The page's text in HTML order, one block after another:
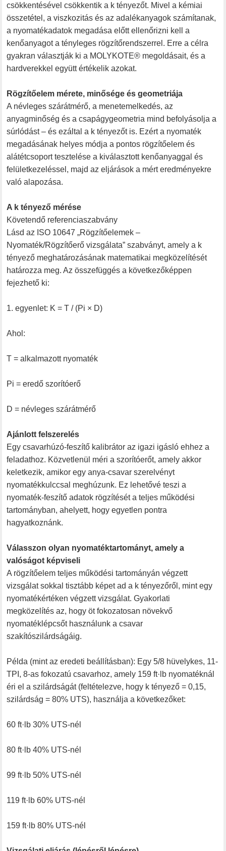
csökkentésével csökkentik a k tényezőt. Mivel a kémiai
összetétel, a viszkozitás és az adalékanyagok számítanak,
a nyomatékadatok megadása előtt ellenőrizni kell a
kenőanyagot a tényleges rögzítőrendszerrel. Erre a célra
gyakran választják ki a MOLYKOTE® megoldásait, és a
hardverekkel együtt értékelik azokat.
Rögzítőelem mérete, minősége és geometriája
A névleges szárátmérő, a menetemelkedés, az
anyagminőség és a csapágygeometria mind befolyásolja a
súrlódást – és ezáltal a k tényezőt is. Ezért a nyomaték
megadásának helyes módja a pontos rögzítőelem és
alátétcsoport tesztelése a kiválasztott kenőanyaggal és
felületkezeléssel, majd az eljárások a mért eredményekre
való alapozása.
A k tényező mérése
Követendő referenciaszabvány
Lásd az ISO 10647 „Rögzítőelemek –
Nyomaték/Rögzítőerő vizsgálata” szabványt, amely a k
tényező meghatározásának matematikai megközelítését
határozza meg. Az összefüggés a következőképpen
fejezhető ki:
1. egyenlet: K = T / (Pi × D)
Ahol:
T = alkalmazott nyomaték
Pi = eredő szorítóerő
D = névleges szárátmérő
Ajánlott felszerelés
Egy csavarhúzó-feszítő kalibrátor az igazi igásló ehhez a
feladathoz. Közvetlenül méri a szorítóerőt, amely akkor
keletkezik, amikor egy anya-csavar szerelvényt
nyomatékkulccsal meghúzunk. Ez lehetővé teszi a
nyomaték-feszítő adatok rögzítését a teljes működési
tartományban, ahelyett, hogy egyetlen pontra
hagyatkoznánk.
Válasszon olyan nyomatéktartományt, amely a
valóságot képviseli
A rögzítőelem teljes működési tartományán végzett
vizsgálat sokkal tisztább képet ad a k tényezőről, mint egy
nyomatékértéken végzett vizsgálat. Gyakorlati
megközelítés az, hogy öt fokozatosan növekvő
nyomatéklépcsőt használunk a csavar
szakítószilárdságáig.
Példa (mint az eredeti beállításban): Egy 5/8 hüvelykes, 11-
TPI, 8-as fokozatú csavarhoz, amely 159 ft·lb nyomatéknál
éri el a szilárdságát (feltételezve, hogy k tényező = 0,15,
szilárdság = 80% UTS), használja a következőket:
60 ft·lb 30% UTS-nél
80 ft·lb 40% UTS-nél
99 ft·lb 50% UTS-nél
119 ft·lb 60% UTS-nél
159 ft·lb 80% UTS-nél